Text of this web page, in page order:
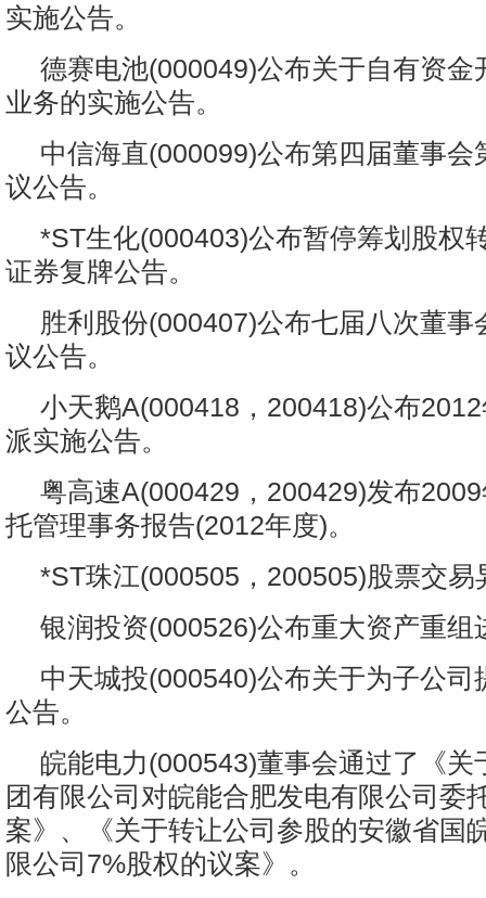
实施公告。
德赛电池(000049)公布关于自有资金
业务的实施公告。
中信海直(000099)公布第四届董事会
议公告。
*ST生化(000403)公布暂停筹划股权
证券复牌公告。
胜利股份(000407)公布七届八次董事
议公告。
小天鹅A(000418，200418)公布
派实施公告。
粤高速A(000429，200429)发布
托管理事务报告(2012年度)。
*ST珠江(000505，200505)股票交易
银润投资(000526)公布重大资产重组
中天城投(000540)公布关于为子公司
公告。
皖能电力(000543)董事会通过了《关
团有限公司对皖能合肥发电有限公司委
案》、《关于转让公司参股的安徽省国
限公司7%股权的议案》。